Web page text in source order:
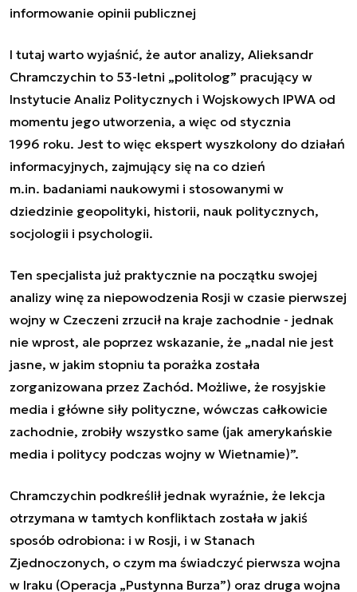
informowanie opinii publicznej
I tutaj warto wyjaśnić, że autor analizy, Alieksandr
Chramczychin to 53-letni „politolog” pracujący w
Instytucie Analiz Politycznych i Wojskowych IPWA od
momentu jego utworzenia, a więc od stycznia
1996 roku. Jest to więc ekspert wyszkolony do działań
informacyjnych, zajmujący się na co dzień
m.in. badaniami naukowymi i stosowanymi w
dziedzinie geopolityki, historii, nauk politycznych,
socjologii i psychologii.
Ten specjalista już praktycznie na początku swojej
analizy winę za niepowodzenia Rosji w czasie pierwszej
wojny w Czeczeni zrzucił na kraje zachodnie - jednak
nie wprost, ale poprzez wskazanie, że „nadal nie jest
jasne, w jakim stopniu ta porażka została
zorganizowana przez Zachód. Możliwe, że rosyjskie
media i główne siły polityczne, wówczas całkowicie
zachodnie, zrobiły wszystko same (jak amerykańskie
media i politycy podczas wojny w Wietnamie)”.
Chramczychin podkreślił jednak wyraźnie, że lekcja
otrzymana w tamtych konfliktach została w jakiś
sposób odrobiona: i w Rosji, i w Stanach
Zjednoczonych, o czym ma świadczyć pierwsza wojna
w Iraku (Operacja „Pustynna Burza”) oraz druga wojna